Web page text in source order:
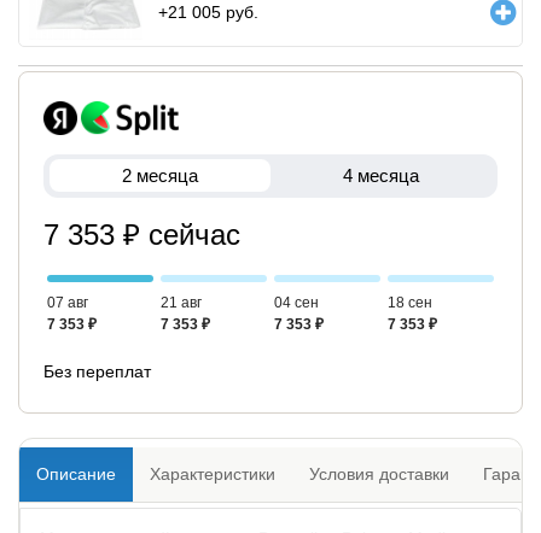
+21 005 руб.
2 месяца 4 месяца
7 353 ₽ сейчас
07 авг
7 353 ₽
21 авг
7 353 ₽
04 сен
7 353 ₽
18 сен
7 353 ₽
Без переплат
Описание Характеристики Условия доставки